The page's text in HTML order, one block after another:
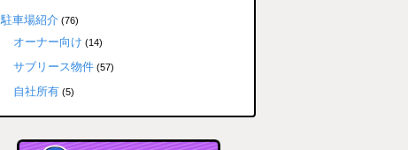
駐車場紹介 (76)
オーナー向け (14)
サブリース物件 (57)
自社所有 (5)